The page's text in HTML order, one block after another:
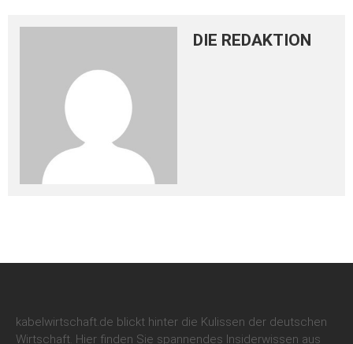
DIE REDAKTION
kabelwirtschaft.de blickt hinter die Kulissen der deutschen
Wirtschaft. Hier finden Sie spannendes Insiderwissen aus